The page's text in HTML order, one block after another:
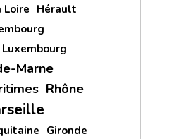
Loire Hérault
Marne
Rhône
Gironde